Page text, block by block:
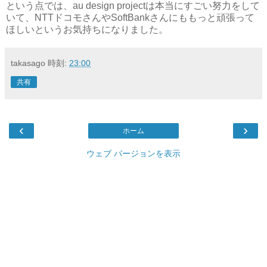
という点では、au design projectは本当にすごい努力をして
いて、NTTドコモさんやSoftBankさんにももっと頑張って
ほしいというお気持ちになりました。
takasago 時刻: 23:00
共有
‹ ›
ホーム
ウェブ バージョンを表示